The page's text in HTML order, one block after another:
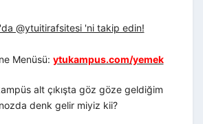
@ytuitirafsitesi 'ni takip edin!
Menüsü: ytukampus.com/yemek
alt çıkışta göz göze geldiğim
denk gelir miyiz kii?